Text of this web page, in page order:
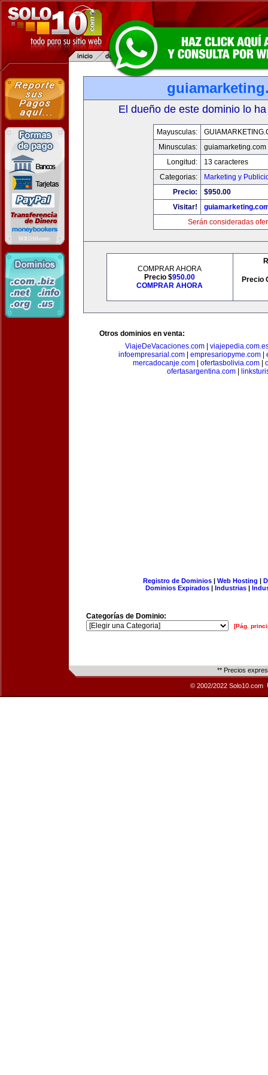
El dueño de este dominio lo
Mayusculas:
Minusculas:
guiamarketing.com
Longitud:
13 caracteres
Categorias:
Marketing y
Precio:
$950.00
Visitar!
Serán consideradas
COMPRAR AHORA
Precio $950.00
COMPRAR AHORA
Precio
Otros dominios en venta:
ViajeDeVacaciones.com
infoempresarial.com| empresariopyme.com|
mercadocanje.com
ofertasbolivia.com
ofertasargentina.com|
Registro de Dominios| Web Hosting |
Dominios Expirados | Industrias |
Categorías de Dominio:
[Pág.
** Precios
© 2002/2022 Solo10.com